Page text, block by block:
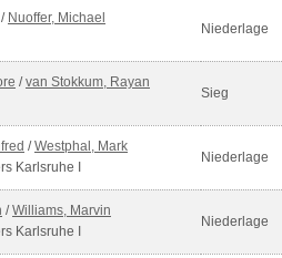
/ Nuoffer, Michael
Niederlage
/van Stokkum, Rayan
Sieg
/Westphal, Mark
Karlsruhe I
Niederlage
/Williams, Marvin
Karlsruhe I
Niederlage